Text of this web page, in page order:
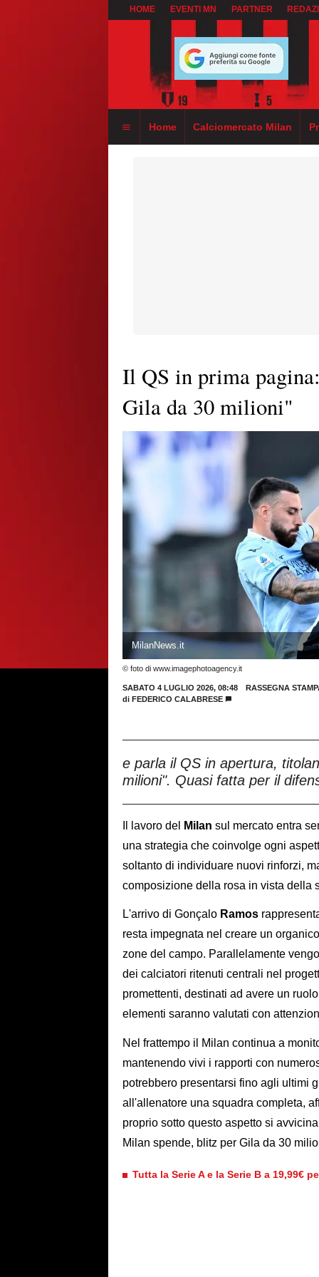
HOME EVENTI MN PARTNER
Home Calciomercato Milan
Il QS in prima
Gila da 30 milioni"
MilanNews.it
© foto di www.imagephotoagency.it
SABATO 4 LUGLIO 2026, 08:48
RASSEGNA
di FEDERICO CALABRESE
e parla il QS in apertura,
milioni". Quasi fatta per il
Il lavoro del Milan sul mercato entra
una strategia che coinvolge ogni
soltanto di individuare nuovi rinforzi,
composizione della rosa in vista della
L'arrivo di Gonçalo Ramos
resta impegnata nel creare un
zone del campo. Parallelamente
dei calciatori ritenuti centrali nel
promettenti, destinati ad avere un
elementi saranno valutati con
Nel frattempo il Milan continua a
mantenendo vivi i rapporti con
potrebbero presentarsi fino agli ultimi
all'allenatore una squadra completa,
proprio sotto questo aspetto si
Milan spende, blitz per Gila da 30
Tutta la Serie A e la Serie B a 19,99€